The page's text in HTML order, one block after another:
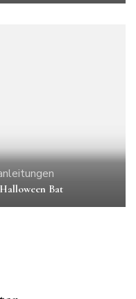
Bat
Christmas Tree